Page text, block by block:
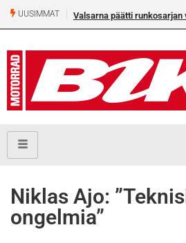
UUSIMMAT Valsarna päätti runkosarjan
Niklas Ajo:
ongelmia”